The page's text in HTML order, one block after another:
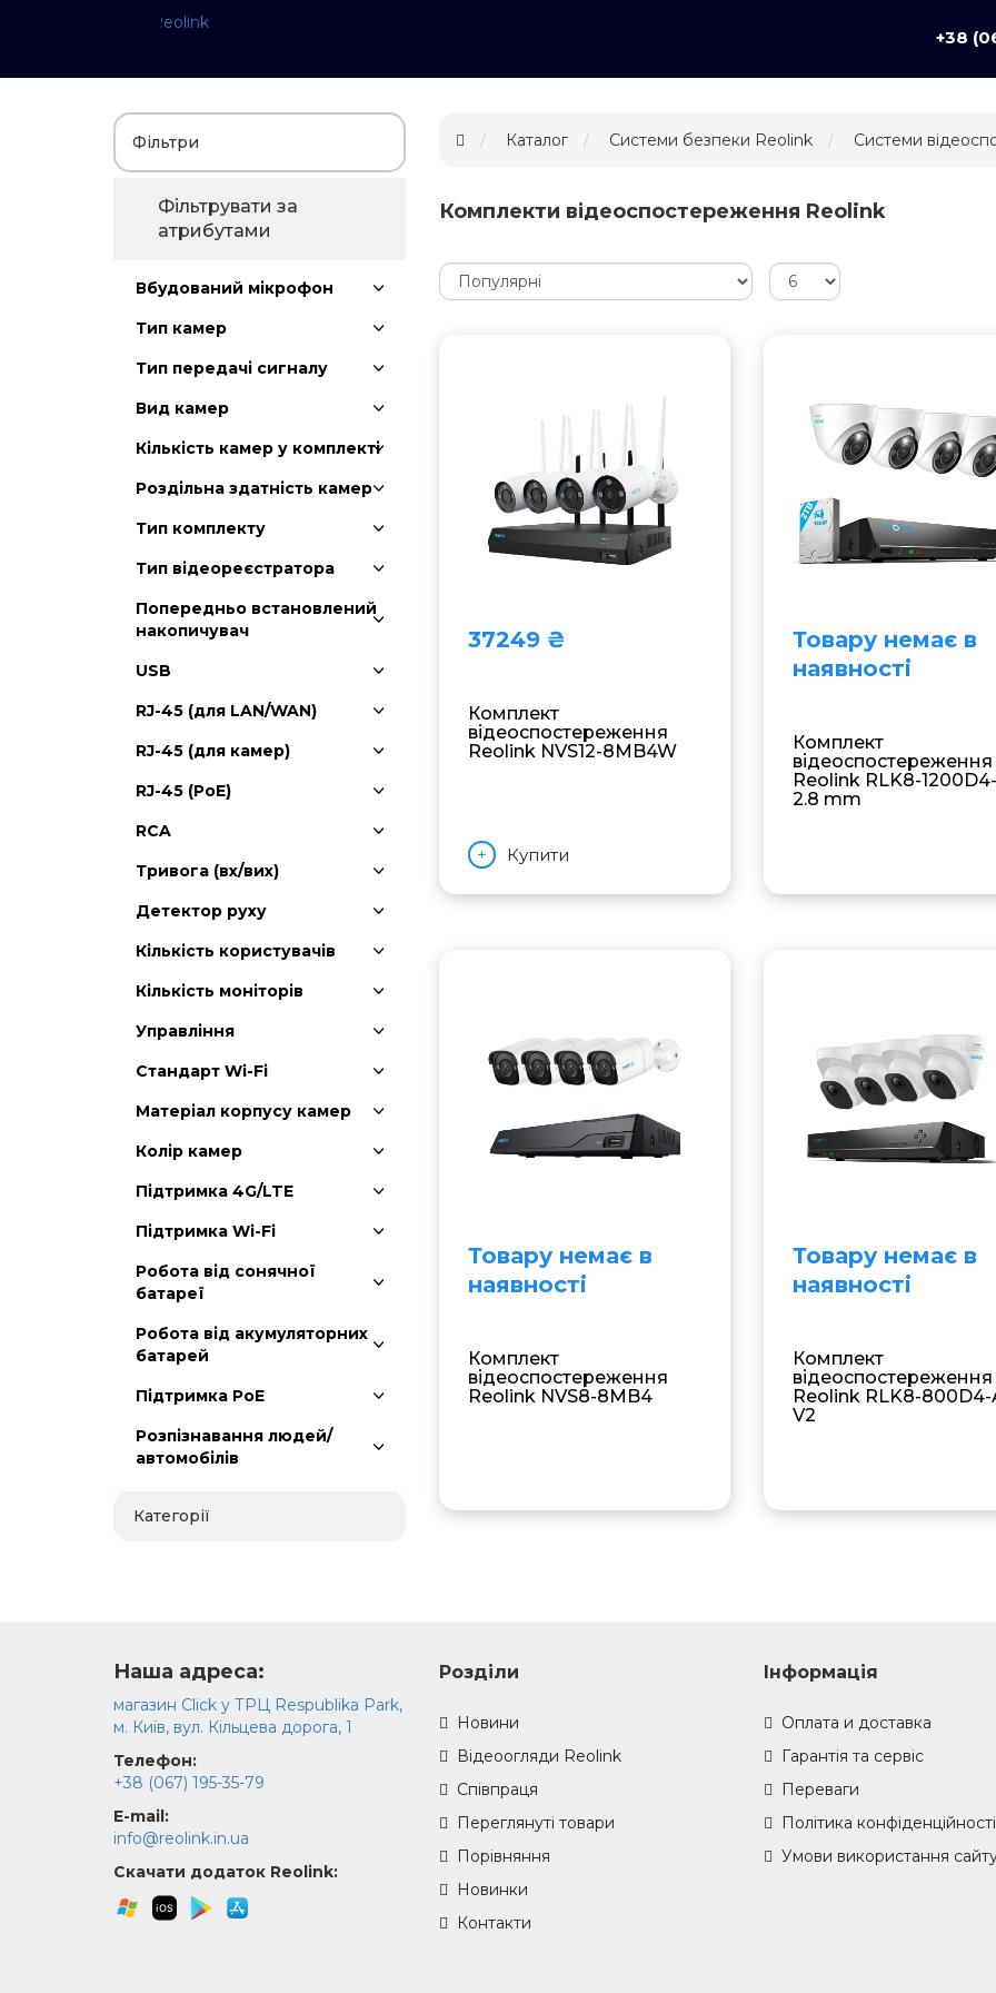
+38
Фільтри
Фільтрувати за
атрибутами
Вбудований мікрофон
Тип камер
Тип передачі сигналу
Вид камер
Кількість камер у комплекті
Роздільна здатність камер
Тип комплекту
Тип відеореєстратора
Попередньо встановлений
накопичувач
USB
RJ-45 (для LAN/WAN)
RJ-45 (для камер)
RJ-45 (PoE)
RCA
Тривога (вх/вих)
Детектор руху
Кількість користувачів
Кількість моніторів
Управління
Стандарт Wi-Fi
Матеріал корпусу камер
Колір камер
Підтримка 4G/LTE
Підтримка Wi-Fi
Робота від сонячної
батареї
Робота від акумуляторних
батарей
Підтримка РоЕ
Розпізнавання людей/
автомобілів
Категорії
Каталог Системи безпеки Reolink Системи
Комплекти відеоспостереження Reolink
37249 ₴
Комплект
відеоспостереження
Reolink NVS12-8MB4W
Купити
Товару немає в
наявностi
Комплект
відеоспостереження
Reolink RLK8-
2.8 mm
Товару немає в
наявностi
Комплект
відеоспостереження
Reolink NVS8-8MB4
Товару немає в
наявностi
Комплект
відеоспостереження
Reolink RLK8-800D4-
V2
Наша адреса:
магазин Click у ТРЦ Respublika Park,
м. Київ, вул. Кільцева дорога, 1
Телефон:
+38 (067) 195-35-79
E-mail:
info@reolink.in.ua
Скачати додаток Reolink:
Розділи
Новини
Відеоогляди Reolink
Спiвпраця
Переглянуті товари
Порівняння
Новинки
Контакти
Інформація
Оплата и доставка
Гарантія та сервіс
Переваги
Політика конфіденційності
Умови використання